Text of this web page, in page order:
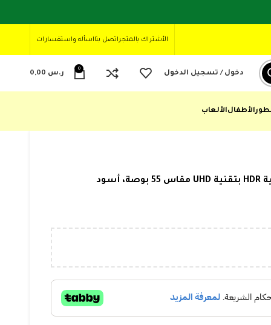
الأشتراك بالمتجراتصل بنااسأله واستفسارات
دخول / تسجيل الدخول
0
ر.س
الأطفالالألعاب